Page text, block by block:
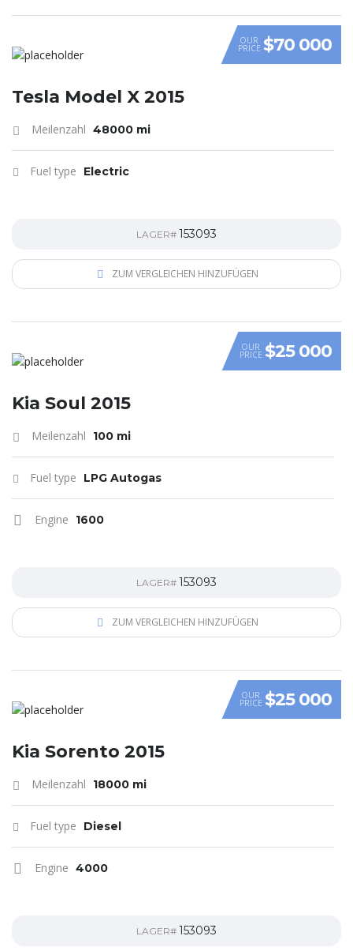
OUR
PRICE $70 000
Tesla Model X 2015
Meilenzahl 48000 mi
Fuel type Electric
LAGER# 153093
ZUM VERGLEICHEN HINZUFÜGEN
VIDEO
OUR
PRICE $25 000
Kia Soul 2015
Meilenzahl 100 mi
Fuel type LPG Autogas
Engine 1600
LAGER# 153093
ZUM VERGLEICHEN HINZUFÜGEN
OUR
PRICE $25 000
Kia Sorento 2015
Meilenzahl 18000 mi
Fuel type Diesel
Engine 4000
LAGER# 153093